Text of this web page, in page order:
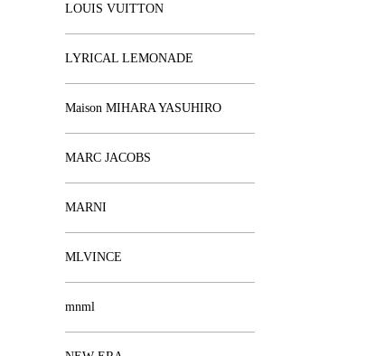
LOUIS VUITTON
LYRICAL LEMONADE
Maison MIHARA YASUHIRO
MARC JACOBS
MARNI
MLVINCE
mnml